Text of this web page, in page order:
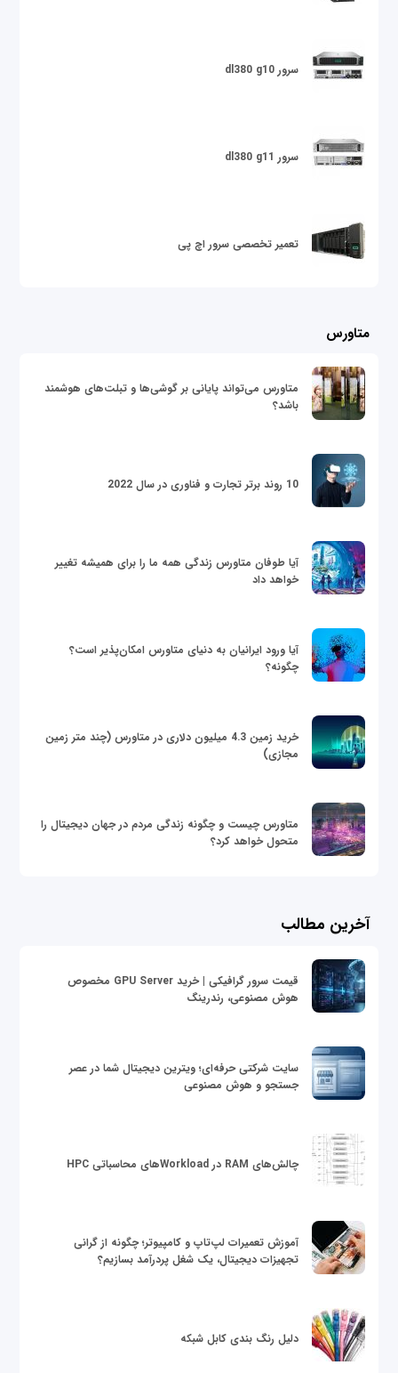
سرور dl380 g10
سرور dl380 g11
تعمیر تخصصی سرور اچ پی
متاورس
متاورس می‌تواند پایانی بر گوشی‌ها و تبلت‌های هوشمند
باشد؟
10 روند برتر تجارت و فناوری در سال 2022
آیا طوفان متاورس زندگی همه ما را برای همیشه تغییر
خواهد داد
آیا ورود ایرانیان به دنیای متاورس امکان‌پذیر است؟
چگونه؟
خرید زمین 4.3 میلیون دلاری در متاورس (چند متر زمین
مجازی)
متاورس چیست و چگونه زندگی مردم در جهان دیجیتال را
متحول خواهد کرد؟
آخرین مطالب
قیمت سرور گرافیکی | خرید GPU Server مخصوص
هوش مصنوعی، رندرینگ
سایت شرکتی حرفه‌ای؛ ویترین دیجیتال شما در عصر
جستجو و هوش مصنوعی
چالش‌های RAM در Workloadهای محاسباتی HPC
آموزش تعمیرات لپ‌تاپ و کامپیوتر؛ چگونه از گرانی
تجهیزات دیجیتال، یک شغل پردرآمد بسازیم؟
دلیل رنگ بندی کابل شبکه